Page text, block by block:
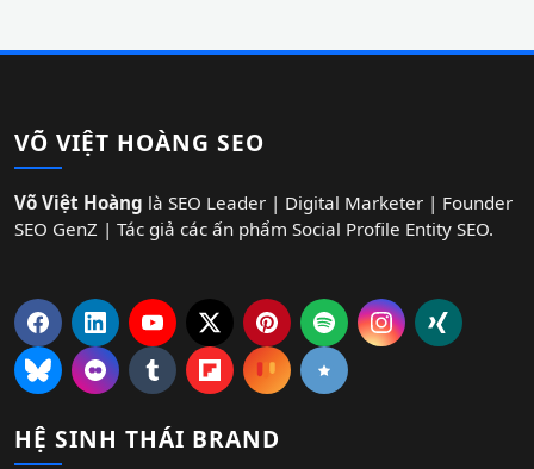
VÕ VIỆT HOÀNG SEO
Võ Việt Hoàng là SEO Leader | Digital Marketer | Founder
SEO GenZ | Tác giả các ấn phẩm Social Profile Entity SEO.
HỆ SINH THÁI BRAND